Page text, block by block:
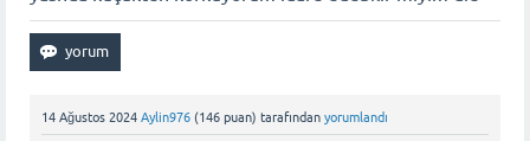
14 Ağustos 2024 Aylin976 (146 puan) tarafından yorumlandı